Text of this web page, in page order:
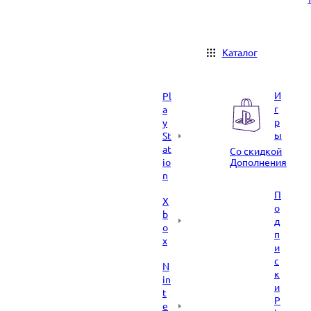
Каталог
Pl
a
y
St
at
io
n
X
b
o
x
N
in
t
e
И
г
р
ы
Со скидкой
Дополнения
П
о
д
п
и
с
к
и
P